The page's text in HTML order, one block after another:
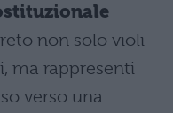
non solo violi
ma rappresenti
verso una